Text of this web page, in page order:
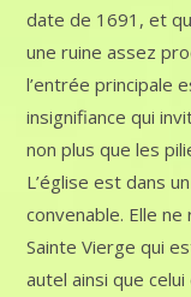
date de 1691, et
une ruine assez
l’entrée principale
insignifiance qui
non plus que les
L’église est dans
convenable. Elle
Sainte Vierge qui
autel ainsi que